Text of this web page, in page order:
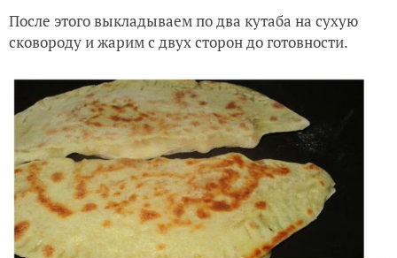
После этого выкладываем по два кутаба на сухую
сковороду и жарим с двух сторон до готовности.